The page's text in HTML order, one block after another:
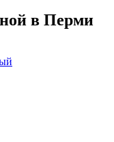
в Перми